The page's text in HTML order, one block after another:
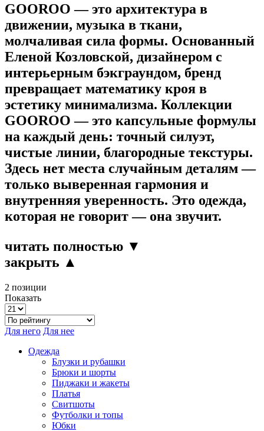
GOOROO — это архитектура в
движении, музыка в ткани,
молчаливая сила формы. Основанный
Еленой Козловской, дизайнером с
интерьерным бэкграундом, бренд
превращает математику кроя в
эстетику минимализма. Коллекции
GOOROO — это капсульные формулы
на каждый день: точный силуэт,
чистые линии, благородные текстуры.
Здесь нет места случайным деталям —
только выверенная гармония и
внутренняя уверенность. Это одежда,
которая не говорит — она звучит.
читать полностью ▼
закрыть ▲
2 позиции
Показать
Для него Для нее
Одежда
Блузки и рубашки
Брюки и шорты
Пиджаки и жакеты
Платья
Свитшоты
Футболки и топы
Юбки